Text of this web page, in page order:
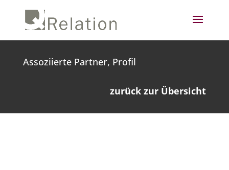
Assoziierte Partner, Profil
zurück zur Übersicht